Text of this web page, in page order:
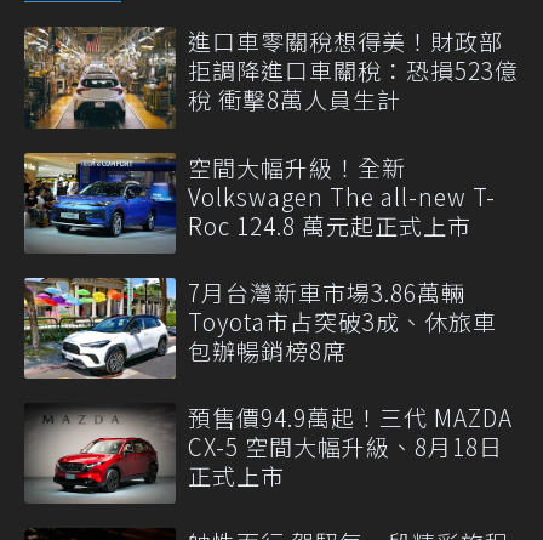
進口車零關稅想得美！財政部
拒調降進口車關稅：恐損523億
稅 衝擊8萬人員生計
空間大幅升級！全新
Volkswagen The all-new T-
Roc 124.8 萬元起正式上市
7月台灣新車市場3.86萬輛
Toyota市占突破3成、休旅車
包辦暢銷榜8席
預售價94.9萬起！三代 MAZDA
CX-5 空間大幅升級、8月18日
正式上市